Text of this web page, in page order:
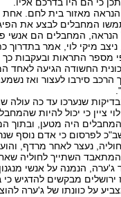
כי הם היו בדרכם אליו.
הנראה מאזור בית לחם.
המחבלים לבצע את
הנראה, המחבלים הם אנשי
מיקי לוי, אמר בתדרוך
התראות ובעקבות כך
החשודה הגיעה לאחד
סירבו לעצור ואז נשמע
שנערכו עד כה
לוי ציין כי יכול להיות
היה מטען, ובתוך
לפרסום כי אדם נוסף
נעצר לאחר מרדף,
השתייך לחוליה
הנמנה על אנשי
מבקשים להדגיש
על כוונתו של ג'ערה